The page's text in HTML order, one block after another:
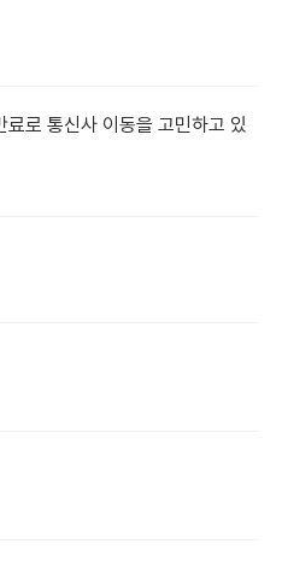
로 통신사 이동을 고민하고 있